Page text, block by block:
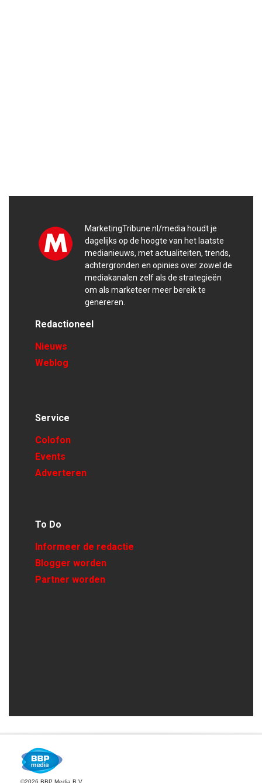
MarketingTribune.nl/media houdt je
dagelijks op de hoogte van het laatste
medianieuws, met actualiteiten, trends,
achtergronden en opinies over zowel de
mediakanalen zelf als de strategieën
om als marketeer meer bereik te
genereren.
Redactioneel
Nieuws
Weblog
Service
Colofon
Events
Adverteren
To Do
Informeer de redactie
Blogger worden
Partner worden
©2026 BBP Media B.V.